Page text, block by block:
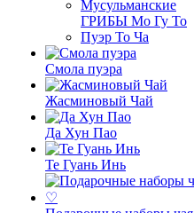
Мусульманские
ГРИБЫ Мо Гу То
Пуэр То Ча
Смола пуэра
Жасминовый Чай
Да Хун Пао
Те Гуань Инь